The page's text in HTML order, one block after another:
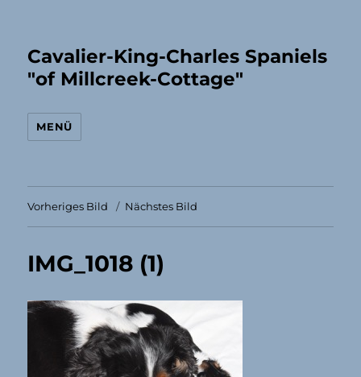
Cavalier-King-Charles Spaniels
"of Millcreek-Cottage"
MENÜ
Vorheriges Bild Nächstes Bild
IMG_1018 (1)